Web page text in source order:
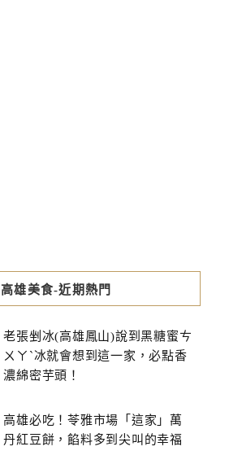
高雄美食-近期熱門
老張剉冰(高雄鳳山)說到黑糖蜜ㄘ
ㄨㄚˋ冰就會想到這一家，必點香
濃綿密芋頭！
高雄必吃！苓雅市場「這家」萬
丹紅豆餅，餡料多到尖叫的幸福